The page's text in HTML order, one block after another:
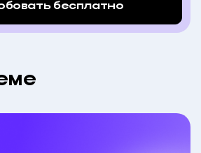
бесплатно